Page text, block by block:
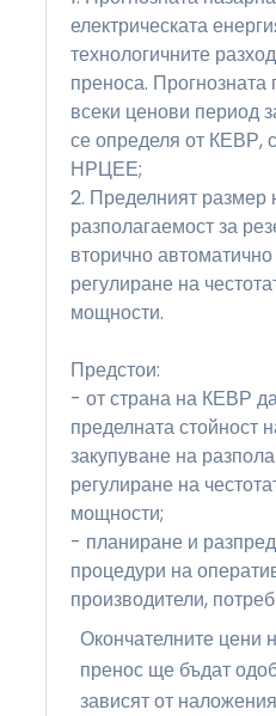
електрическата
технологичните
преноса. Прогнозната
всеки ценови период
се определя от КЕВР,
НРЦЕЕ;
2. Пределният размер
разполагаемост за
вторично
регулиране на
мощности.
Предстои:
- от страна на КЕВР
пределната стойност
закупуване на
регулиране на
мощности;
- планиране и
процедури на
производители,
Окончателните цени
пренос ще бъдат
зависят от